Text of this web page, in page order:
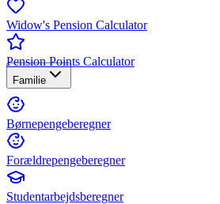
Widow's Pension Calculator
Pension Points Calculator
Familie
Børnepengeberegner
Forældrepengeberegner
Studentarbejdsberegner